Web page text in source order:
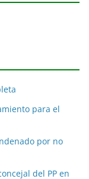
para el
por no
del PP en